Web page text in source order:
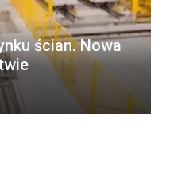
ścian. Nowa